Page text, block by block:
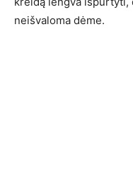
neišvaloma dėme.